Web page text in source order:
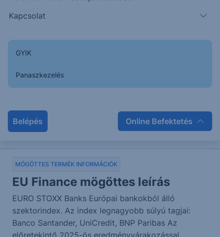
Kapcsolat
GYIK
Panaszkezelés
Belépés Online Befektetés
S&P ESG Global Macro (with
Index
indikátorok alapján allokálja kitettségét részvények,
kötvények és devizák között három fejlett régióban:
kiválasztásánál ESG szűrőt alkalmaz.
MÖGÖTTES TERMÉK INFORMÁCIÓK
EU Finance mögöttes leírás
EURO STOXX Banks Európai bankokból álló
szektorindex. Az index legnagyobb súlyú tagjai:
Banco Santander, UniCredit, BNP Paribas Az
előretekintő 2025-ös eredményvárakozással